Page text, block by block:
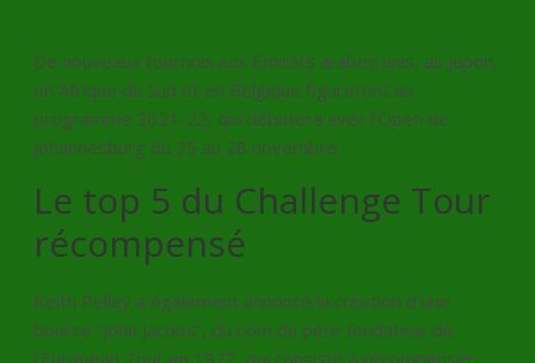
De nouveaux tournois aux Émirats arabes unis, au Japon,
en Afrique du Sud et en Belgique figureront au
programme 2021-22, qui débutera avec l’Open de
Johannesburg du 25 au 28 novembre.
Le top 5 du Challenge Tour
récompensé
Keith Pelley a également annoncé la création d’une
bourse “John Jacobs”, du nom du père fondateur de